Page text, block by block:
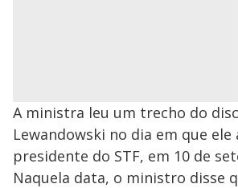
A ministra leu um trecho do
Lewandowski no dia em que ele
presidente do STF, em 10 de
Naquela data, o ministro disse